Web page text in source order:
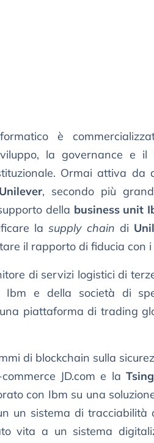
è
la governance e il
Ormai attiva da
Unilever, secondo più
della business unit
la supply chain di
il rapporto di fiducia con
di servizi logistici di
e della società di
piattaforma di trading
di blockchain sulla
JD.com e la
con Ibm su una
un sistema di tracciabilità
vita a un sistema